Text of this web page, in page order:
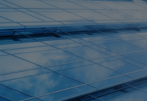
异形定制系列
模组批发系列
LED小间距系列
LED透明屏系列
LED固装屏系列
户内MX-
户内MX系
户内MC系
户外MS系
CAVE沉浸式
裸眼3D
户外传媒
户内商显
展览展示
计可能性，以
解决方案将尖
则结构中。
CAVE沉浸式
裸眼3D
户外传媒
户内商显
展览展示
尖端技术与创
名，完成了国
目。
行业新闻
技术交流
员工自主创新实
成果。诚邀您共同
时下载。面向
荣誉资质
企业文化
全球招商
视频中心
企业，集研发、
西、四川设有四大
超过2000人。美
馆、舞台表演、高